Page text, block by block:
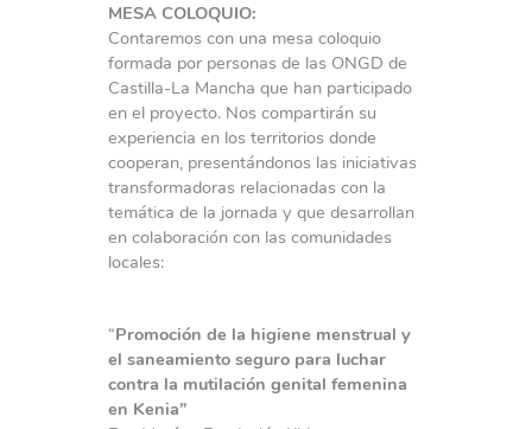
MESA COLOQUIO:
Contaremos con una mesa coloquio
formada por personas de las ONGD de
Castilla-La Mancha que han participado
en el proyecto. Nos compartirán su
experiencia en los territorios donde
cooperan, presentándonos las iniciativas
transformadoras relacionadas con la
temática de la jornada y que desarrollan
en colaboración con las comunidades
locales:
“Promoción de la higiene menstrual y
el saneamiento seguro para luchar
contra la mutilación genital femenina
en Kenia”